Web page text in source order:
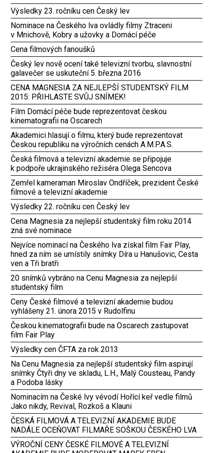
Výsledky 23. ročníku cen Český lev
Nominace na Českého lva ovládly filmy Ztraceni
v Mnichově, Kobry a užovky a Domácí péče
Cena filmových fanoušků
Český lev nově ocení také televizní tvorbu, slavnostní
galavečer se uskuteční 5. března 2016
CENA MAGNESIA ZA NEJLEPŠÍ STUDENTSKÝ FILM
2015: PŘIHLASTE SVŮJ SNÍMEK!
Film Domácí péče bude reprezentovat českou
kinematografii na Oscarech
Akademici hlasují o filmu, který bude reprezentovat
Českou republiku na výročních cenách A.M.P.A.S.
Česká filmová a televizní akademie se připojuje
k podpoře ukrajinského režiséra Olega Sencova
Zemřel kameraman Miroslav Ondříček, prezident České
filmové a televizní akademie
Výsledky 22. ročníku cen Český lev
Cena Magnesia za nejlepší studentský film roku 2014
zná své nominace
Nejvíce nominací na Českého lva získal film Fair Play,
hned za ním se umístily snímky Díra u Hanušovic, Cesta
ven a Tři bratři
20 snímků vybráno na Cenu Magnesia za nejlepší
studentský film
Ceny České filmové a televizní akademie budou
vyhlášeny 21. února 2015 v Rudolfinu
Českou kinematografii bude na Oscarech zastupovat
film Fair Play
Výsledky cen ČFTA za rok 2013
Na Cenu Magnesia za nejlepší studentský film aspirují
snímky Čtyři dny ve skladu, L.H., Malý Cousteau, Pandy
a Podoba lásky
Nominacím na České lvy vévodí Hořící keř vedle filmů
Jako nikdy, Revival, Rozkoš a Klauni
ČESKÁ FILMOVÁ A TELEVIZNÍ AKADEMIE BUDE
NADÁLE OCEŇOVAT FILMAŘE SOŠKOU ČESKÉHO LVA
VÝROČNÍ CENY ČESKÉ FILMOVÉ A TELEVIZNÍ